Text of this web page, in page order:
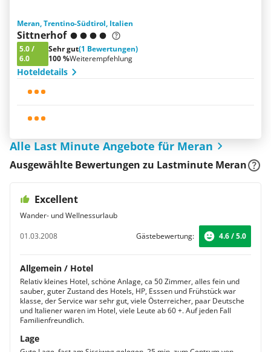
Meran, Trentino-Südtirol, Italien
Sittnerhof
5.0/
6.0
Sehr gut(1 Bewertungen)
100 %Weiterempfehlung
Hoteldetails
Alle Last Minute Angebote für Meran
Ausgewählte Bewertungen zu Lastminute Meran
Excellent
Wander- und Wellnessurlaub
01.03.2008
Gästebewertung: 4.6 / 5.0
Allgemein / Hotel
Relativ kleines Hotel, schöne Anlage, ca 50 Zimmer, alles fein und
sauber, guter Zustand des Hotels, HP, Esssen und Frühstück war
klasse, der Service war sehr gut, viele Österreicher, paar Deutsche
und Italiener waren im Hotel, viele Leute ab 60 +. Auf jeden Fall
Familienfreundlich.
Lage